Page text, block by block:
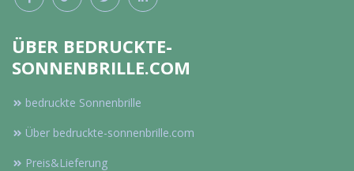
ÜBER BEDRUCKTE-
SONNENBRILLE.COM
bedruckte Sonnenbrille
Über bedruckte-sonnenbrille.com
Preis&Lieferung